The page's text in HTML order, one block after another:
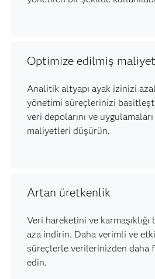
Optimize edilmiş
Analitik altyapı ayak izinizi
yönetimi süreçlerinizi
veri depolarını ve
maliyetleri düşürün.
Artan üretkenlik
Veri hareketini ve
aza indirin. Daha verimli ve
süreçlerle verilerinizden daha
edin.